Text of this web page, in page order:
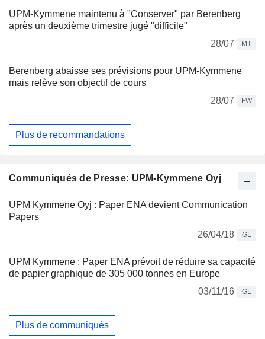
UPM-Kymmene maintenu à "Conserver" par Berenberg
après un deuxième trimestre jugé "difficile"
28/07
MT
Berenberg abaisse ses prévisions pour UPM-Kymmene
mais relève son objectif de cours
28/07
FW
Plus de recommandations
Communiqués de Presse: UPM-Kymmene Oyj
UPM Kymmene Oyj : Paper ENA devient Communication
Papers
26/04/18
GL
UPM Kymmene : Paper ENA prévoit de réduire sa capacité
de papier graphique de 305 000 tonnes en Europe
03/11/16
GL
Plus de communiqués